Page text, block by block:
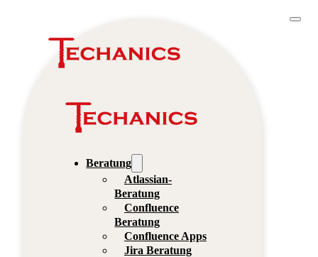
Beratung
Atlassian-
Beratung
Confluence
Beratung
Confluence Apps
Jira Beratung